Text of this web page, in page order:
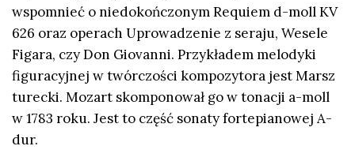
wspomnieć o niedokończonym Requiem d-moll KV
626 oraz operach Uprowadzenie z seraju, Wesele
Figara, czy Don Giovanni. Przykładem melodyki
figuracyjnej w twórczości kompozytora jest Marsz
turecki. Mozart skomponował go w tonacji a-moll
w 1783 roku. Jest to część sonaty fortepianowej A-
dur.